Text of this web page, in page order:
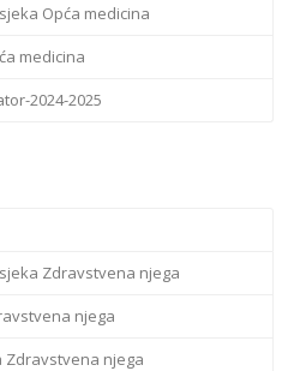
Opća medicina
medicina
2024-2025
Zdravstvena njega
njega
Zdravstvena njega